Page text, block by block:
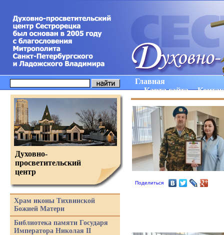
Главная
Карта сайта
Поделиться
Духовно-
просветительский
центр
Храм иконы Тихвинской
Божией Матери
Библиотека памяти Государя
Императора Николая II